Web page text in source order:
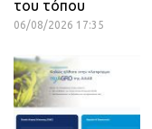
του τόπου
06/08/2026 17:35